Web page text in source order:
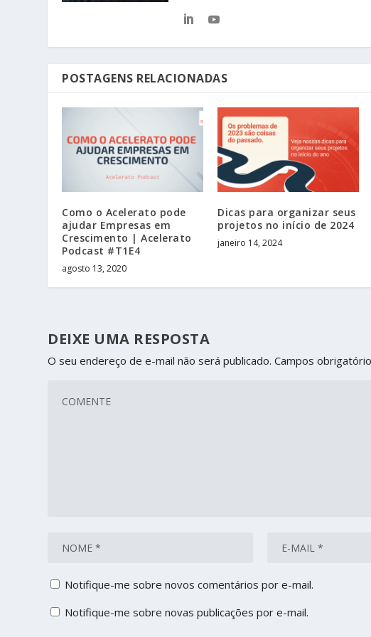
POSTAGENS RELACIONADAS
Como o Acelerato pode
ajudar Empresas em
Crescimento | Acelerato
Podcast #T1E4
agosto 13, 2020
Dicas para organizar seus
projetos no início de 2024
janeiro 14, 2024
DEIXE UMA RESPOSTA
O seu endereço de e-mail não será publicado. Campos
Notifique-me sobre novos comentários por e-mail.
Notifique-me sobre novas publicações por e-mail.